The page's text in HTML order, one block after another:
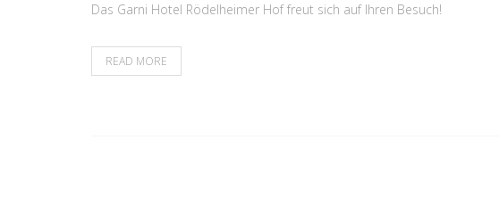
Das Garni Hotel Rödelheimer Hof freut sich auf Ihren Besuch!
READ MORE